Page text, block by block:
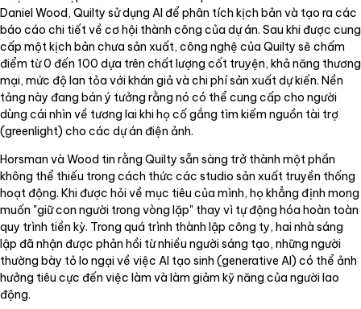
Daniel Wood, Quilty sử dụng AI để phân tích kịch bản và tạo ra các
báo cáo chi tiết về cơ hội thành công của dự án. Sau khi được cung
cấp một kịch bản chưa sản xuất, công nghệ của Quilty sẽ chấm
điểm từ 0 đến 100 dựa trên chất lượng cốt truyện, khả năng thương
mại, mức độ lan tỏa với khán giả và chi phí sản xuất dự kiến. Nền
tảng này đang bán ý tưởng rằng nó có thể cung cấp cho người
dùng cái nhìn về tương lai khi họ cố gắng tìm kiếm nguồn tài trợ
(greenlight) cho các dự án điện ảnh.
Horsman và Wood tin rằng Quilty sẵn sàng trở thành một phần
không thể thiếu trong cách thức các studio sản xuất truyền thống
hoạt động. Khi được hỏi về mục tiêu của mình, họ khẳng định mong
muốn "giữ con người trong vòng lặp" thay vì tự động hóa hoàn toàn
quy trình tiền kỳ. Trong quá trình thành lập công ty, hai nhà sáng
lập đã nhận được phản hồi từ nhiều người sáng tạo, những người
thường bày tỏ lo ngại về việc AI tạo sinh (generative AI) có thể ảnh
hưởng tiêu cực đến việc làm và làm giảm kỹ năng của người lao
động.